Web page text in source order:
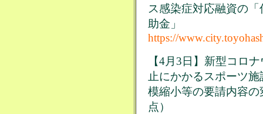
ス感染症対応融資の
助金」
https://
【4月3日】新型コロ
止にかかるスポーツ
模縮小等の要請内容
点）